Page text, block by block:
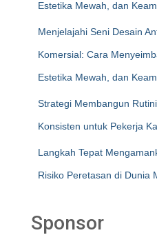
Estetika Mewah, dan
Menjelajahi Seni Desain
Komersial: Cara
Estetika Mewah, dan
Strategi Membangun
Konsisten untuk Pekerja
Langkah Tepat
Risiko Peretasan di Dunia
Sponsor